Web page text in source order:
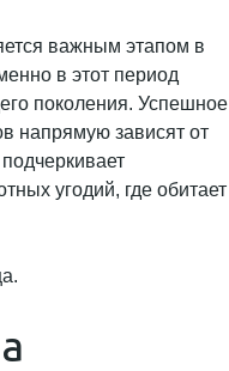
важным этапом в
в этот период
поколения. Успешное
напрямую зависят от
угодий, где обитает